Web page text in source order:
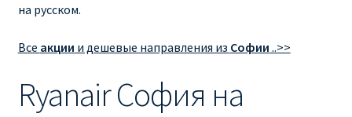
на русском.
Все акции и дешевые направления из Софии ..>>
Ryanair София на